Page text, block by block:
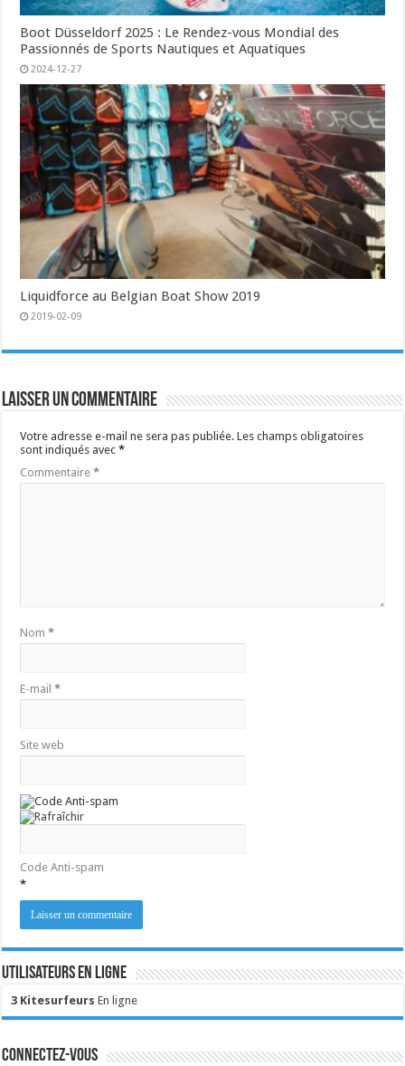
Boot Düsseldorf 2025 : Le Rendez-vous Mondial des
Passionnés de Sports Nautiques et Aquatiques
2024-12-27
Liquidforce au Belgian Boat Show 2019
2019-02-09
Laisser un commentaire
Votre adresse e-mail ne sera pas publiée. Les champs obligatoires
sont indiqués avec*
Commentaire*
Nom*
E-mail*
Site web
Code Anti-spam
*
Utilisateurs en ligne
3 Kitesurfeurs En ligne
Connectez-vous